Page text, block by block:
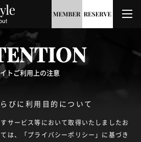
トご利用上の注意
びに利用目的について
サービス等において取得いたしましたお
は、「プライバシーポリシー」に基づき